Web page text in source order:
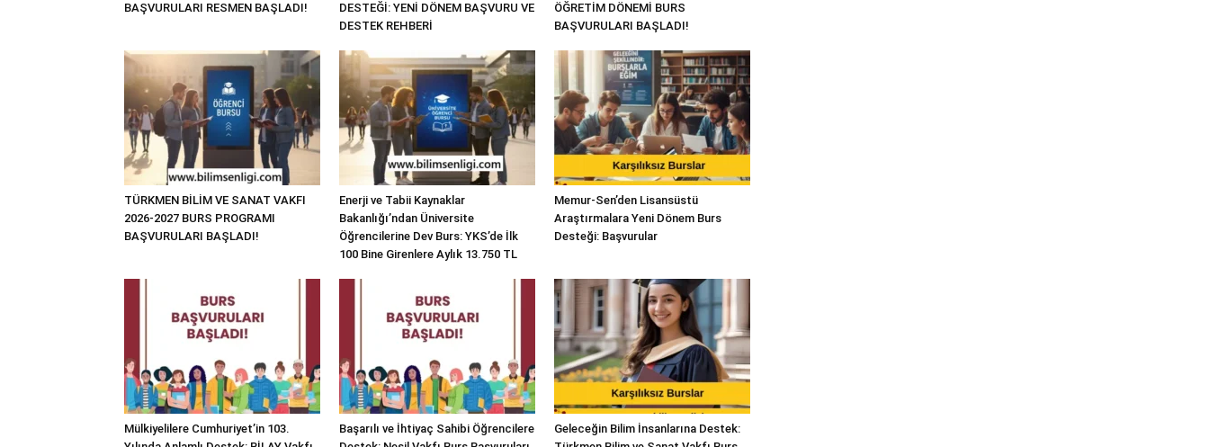
BAŞVURULARI RESMEN BAŞLADI!
DESTEĞİ: YENİ DÖNEM BAŞVURU VE
DESTEK REHBERİ
ÖĞRETİM DÖNEMİ BURS
BAŞVURULARI BAŞLADI!
TÜRKMEN BİLİM VE SANAT VAKFI
2026-2027 BURS PROGRAMI
BAŞVURULARI BAŞLADI!
Enerji ve Tabii Kaynaklar
Bakanlığı’ndan Üniversite
Öğrencilerine Dev Burs: YKS’de İlk
100 Bine Girenlere Aylık 13.750 TL
Memur-Sen’den Lisansüstü
Araştırmalara Yeni Dönem Burs
Desteği: Başvurular
Mülkiyelilere Cumhuriyet’in 103.
Başarılı ve İhtiyaç Sahibi Öğrencilere
Geleceğin Bilim İnsanlarına Destek: